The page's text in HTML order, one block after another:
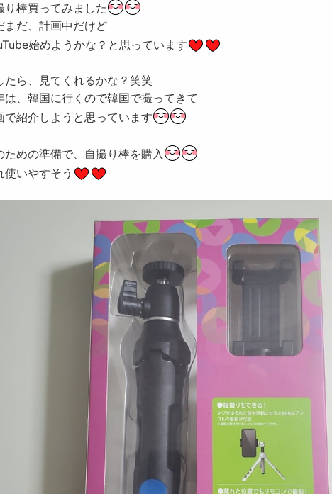
り棒買ってみました
まだ、計画中だけど
始めようかな？と思っています
たら、見てくれるかな？笑笑
は、韓国に行くので韓国で撮ってきて
で紹介しようと思っています
ための準備で、自撮り棒を購入
使いやすそう